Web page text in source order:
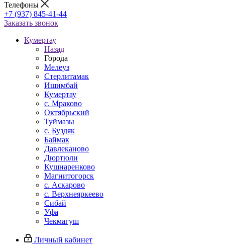
Телефоны
+7 (937) 845-41-44
Заказать звонок
Кумертау
Назад
Города
Мелеуз
Стерлитамак
Ишимбай
Кумертау
c. Мраково
Октябрьский
Туймазы
c. Буздяк
Баймак
Давлеканово
Дюртюли
Кушнаренково
Магнитогорск
с. Аскарово
с. Верхнеяркеево
Сибай
Уфа
Чекмагуш
Личный кабинет